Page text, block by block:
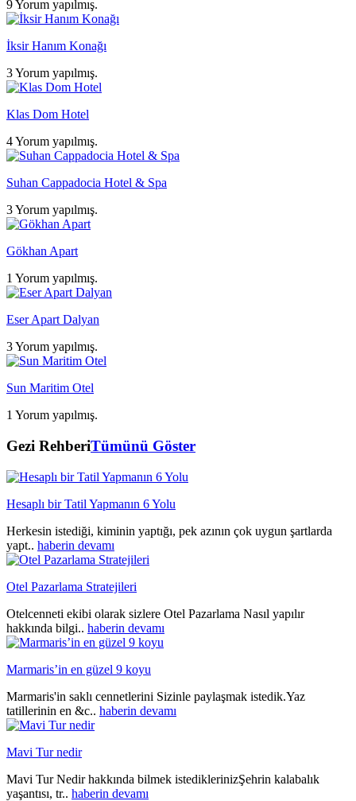
9 Yorum yapılmış.
İksir Hanım Konağı
3 Yorum yapılmış.
Klas Dom Hotel
4 Yorum yapılmış.
Suhan Cappadocia Hotel & Spa
3 Yorum yapılmış.
Gökhan Apart
1 Yorum yapılmış.
Eser Apart Dalyan
3 Yorum yapılmış.
Sun Maritim Otel
1 Yorum yapılmış.
Gezi RehberiTümünü Göster
Hesaplı bir Tatil Yapmanın 6 Yolu
Herkesin istediği, kiminin yaptığı, pek azının çok uygun şartlarda
yapt.. haberin devamı
Otel Pazarlama Stratejileri
Otelcenneti ekibi olarak sizlere Otel Pazarlama Nasıl yapılır
hakkında bilgi.. haberin devamı
Marmaris’in en güzel 9 koyu
Marmaris'in saklı cennetlerini Sizinle paylaşmak istedik.Yaz
tatillerinin en &c.. haberin devamı
Mavi Tur nedir
Mavi Tur Nedir hakkında bilmek istediklerinizŞehrin kalabalık
yaşantısı, tr.. haberin devamı